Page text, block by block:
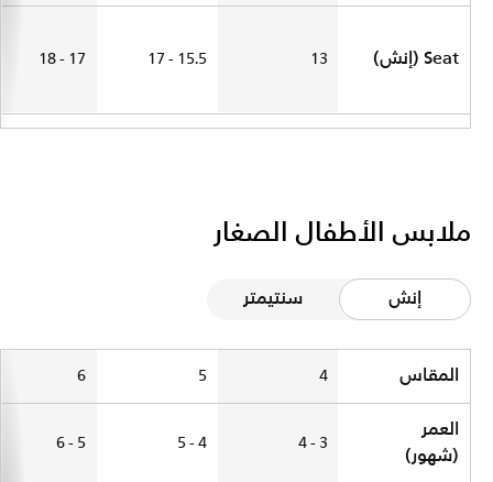
Seat (إنش) 13
15.5 - 17
17 - 18
ملابس الأطفال الصغار
إنش سنتيمتر
Size Chart
المقاس 4
5
6
العمر
(شهور)
3 - 4
4 - 5
5 - 6